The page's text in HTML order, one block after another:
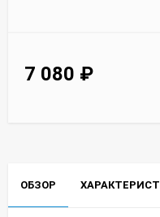
7 080 ₽
ОБЗОР